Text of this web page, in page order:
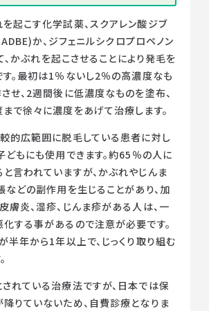
起こす化学試薬、スクアレン酸ジブ
か、ジフェニルシクロプロペノン
かぶれを起こさせることにより発毛を
。最初は1％ないし2％の高濃度なも
せ、2週間後に低濃度なものを塗布、
で徐々に濃度をあげて治療します。
的広範囲に脱毛している患者に対し
どもにも使用できます。約65％の人に
言われていますが、かぶれやじんま
などの副作用を生じることがあり、加
膚炎、湿疹、じんま疹がある人は、一
する事があるので注意が必要です。
半年から1年以上で、じっくり取り組む
れている治療法ですが、日本では保
りていないため、自費診療となりま